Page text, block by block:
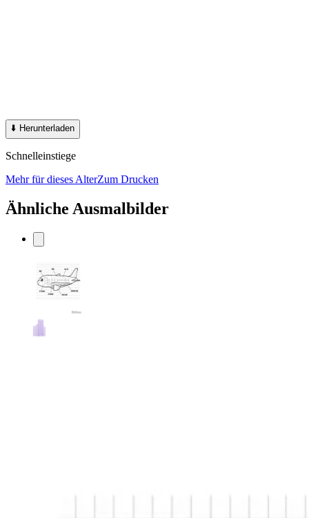
⬇️ Herunterladen
Schnelleinstiege
Mehr für dieses AlterZum Drucken
Ähnliche Ausmalbilder